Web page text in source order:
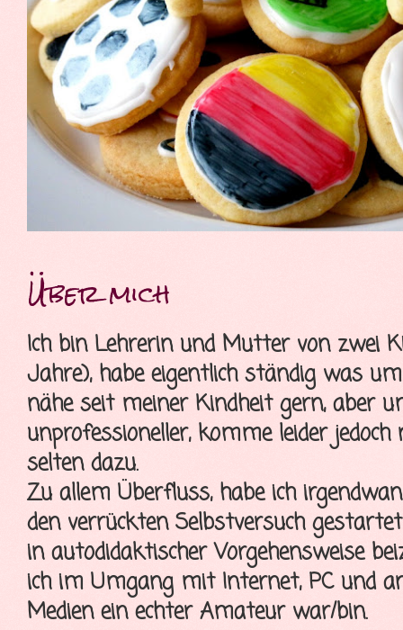
Über mich
Ich bin Lehrerin und Mutter von zwei
Jahre), habe eigentlich ständig was
nähe seit meiner Kindheit gern, aber
unprofessioneller, komme leider
selten dazu.
Zu allem Überfluss, habe ich
den verrückten Selbstversuch
in autodidaktischer Vorgehensweise
ich im Umgang mit Internet, PC und
Medien ein echter Amateur war/bin.